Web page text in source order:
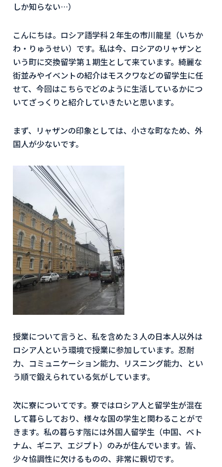
しか知らない…）
こんにちは。ロシア語学科２年生の市川龍星（いちか
わ・りゅうせい）です。私は今、ロシアのリャザンと
いう町に交換留学第１期生として来ています。綺麗な
街並みやイベントの紹介はモスクワなどの留学生に任
せて、今回はこちらでどのように生活しているかにつ
いてざっくりと紹介していきたいと思います。
まず、リャザンの印象としては、小さな町なため、外
国人が少ないです。
授業について言うと、私を含めた３人の日本人以外は
ロシア人という環境で授業に参加しています。忍耐
力、コミュニケーション能力、リスニング能力、とい
う順で鍛えられている気がしています。
次に寮についてです。寮ではロシア人と留学生が混在
して暮らしており、様々な国の学生と関わることがで
きます。私の暮らす階には外国人留学生（中国、ベト
ナム、ギニア、エジプト）のみが住んでいます。皆、
少々協調性に欠けるものの、非常に親切です。